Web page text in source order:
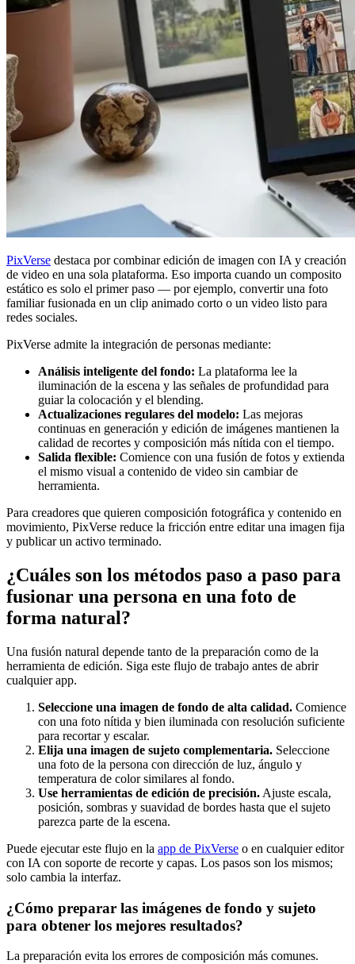
PixVerse destaca por combinar edición de imagen con IA y creación
de video en una sola plataforma. Eso importa cuando un composito
estático es solo el primer paso — por ejemplo, convertir una foto
familiar fusionada en un clip animado corto o un video listo para
redes sociales.
PixVerse admite la integración de personas mediante:
Análisis inteligente del fondo: La plataforma lee la
iluminación de la escena y las señales de profundidad para
guiar la colocación y el blending.
Actualizaciones regulares del modelo: Las mejoras
continuas en generación y edición de imágenes mantienen la
calidad de recortes y composición más nítida con el tiempo.
Salida flexible: Comience con una fusión de fotos y extienda
el mismo visual a contenido de video sin cambiar de
herramienta.
Para creadores que quieren composición fotográfica y contenido en
movimiento, PixVerse reduce la fricción entre editar una imagen fija
y publicar un activo terminado.
¿Cuáles son los métodos paso a paso para
fusionar una persona en una foto de
forma natural?
Una fusión natural depende tanto de la preparación como de la
herramienta de edición. Siga este flujo de trabajo antes de abrir
cualquier app.
Seleccione una imagen de fondo de alta calidad. Comience
con una foto nítida y bien iluminada con resolución suficiente
para recortar y escalar.
Elija una imagen de sujeto complementaria. Seleccione
una foto de la persona con dirección de luz, ángulo y
temperatura de color similares al fondo.
Use herramientas de edición de precisión. Ajuste escala,
posición, sombras y suavidad de bordes hasta que el sujeto
parezca parte de la escena.
Puede ejecutar este flujo en la app de PixVerse o en cualquier editor
con IA con soporte de recorte y capas. Los pasos son los mismos;
solo cambia la interfaz.
¿Cómo preparar las imágenes de fondo y sujeto
para obtener los mejores resultados?
La preparación evita los errores de composición más comunes.